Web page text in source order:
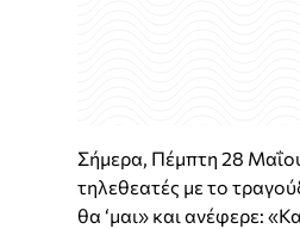
Σήμερα, Πέμπτη 28
τηλεθεατές με το
θα ‘μαι» και ανέφερε: